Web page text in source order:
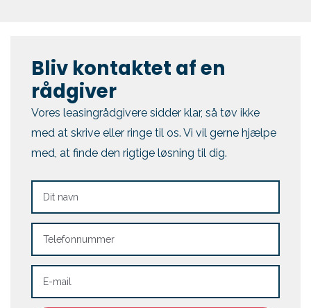
Bliv kontaktet af en
rådgiver
Vores leasingrådgivere sidder klar, så tøv ikke
med at skrive eller ringe til os. Vi vil gerne hjælpe
med, at finde den rigtige løsning til dig.